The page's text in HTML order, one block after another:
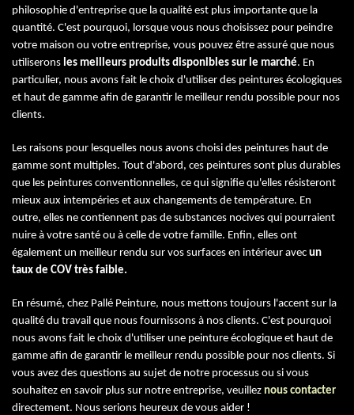
philosophie d'entreprise que la qualité est plus importante que la
quantité. C'est pourquoi, lorsque vous nous choisissez pour peindre
votre maison ou votre entreprise, vous pouvez être assuré que nous
utiliserons les meilleurs produits disponibles sur le marché. En
particulier, nous avons fait le choix d'utiliser des peintures écologiques
et haut de gamme afin de garantir le meilleur rendu possible pour nos
clients.
Les raisons pour lesquelles nous avons choisi des peintures haut de
gamme sont multiples. Tout d'abord, ces peintures sont plus durables
que les peintures conventionnelles, ce qui signifie qu'elles résisteront
mieux aux intempéries et aux changements de température. En
outre, elles ne contiennent pas de substances nocives qui pourraient
nuire à votre santé ou à celle de votre famille. Enfin, elles ont
également un meilleur rendu sur vos surfaces en intérieur avec un
taux de COV très faible.
En résumé, chez Pallé Peinture, nous mettons toujours l'accent sur la
qualité du travail que nous fournissons à nos clients. C'est pourquoi
nous avons fait le choix d'utiliser une peinture écologique et haut de
gamme afin de garantir le meilleur rendu possible pour nos clients. Si
vous avez des questions au sujet de notre processus ou si vous
souhaitez en savoir plus sur notre entreprise, veuillez nous contacter
directement. Nous serions heureux de vous aider !